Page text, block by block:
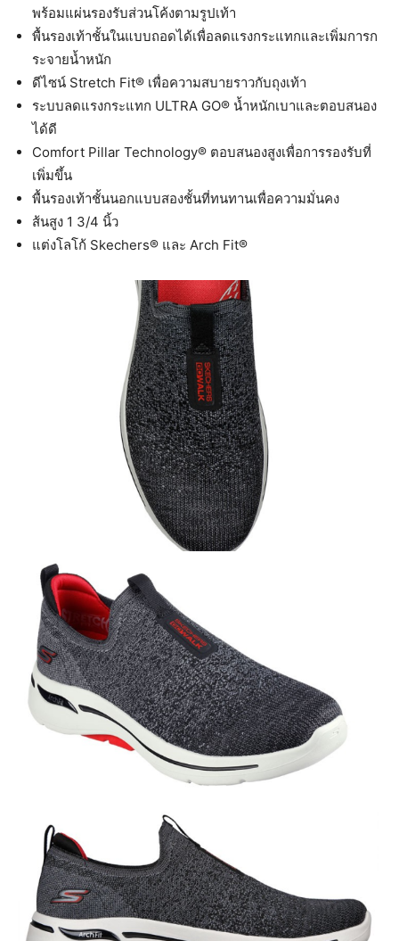
พร้อมแผ่นรองรับส่วนโค้งตามรูปเท้า
พื้นรองเท้าชั้นในแบบถอดได้เพื่อลดแรงกระแทกและเพิ่มการก
ระจายน้ำหนัก
ดีไซน์ Stretch Fit® เพื่อความสบายราวกับถุงเท้า
ระบบลดแรงกระแทก ULTRA GO® น้ำหนักเบาและตอบสนอง
ได้ดี
Comfort Pillar Technology® ตอบสนองสูงเพื่อการรองรับที่
เพิ่มขึ้น
พื้นรองเท้าชั้นนอกแบบสองชั้นที่ทนทานเพื่อความมั่นคง
ส้นสูง 1 3/4 นิ้ว
แต่งโลโก้ Skechers® และ Arch Fit®